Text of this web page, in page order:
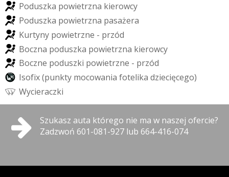
Poduszka powietrzna kierowcy
Poduszka powietrzna pasażera
Kurtyny powietrzne - przód
Boczna poduszka powietrzna kierowcy
Boczne poduszki powietrzne - przód
Isofix(punkty mocowania fotelika dziecięcego)
Wycieraczki
Szukasz auta którego nie ma w naszej ofercie?
Zadzwoń 601-081-927 lub 664-416-074